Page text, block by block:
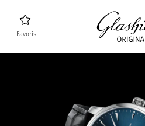
Favoris